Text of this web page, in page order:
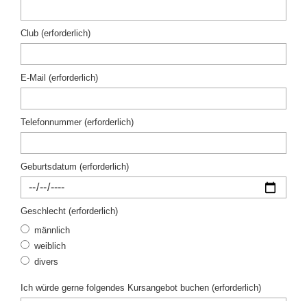
Club (erforderlich)
E-Mail (erforderlich)
Telefonnummer (erforderlich)
Geburtsdatum (erforderlich)
Geschlecht (erforderlich)
männlich
weiblich
divers
Ich würde gerne folgendes Kursangebot buchen (erforderlich)